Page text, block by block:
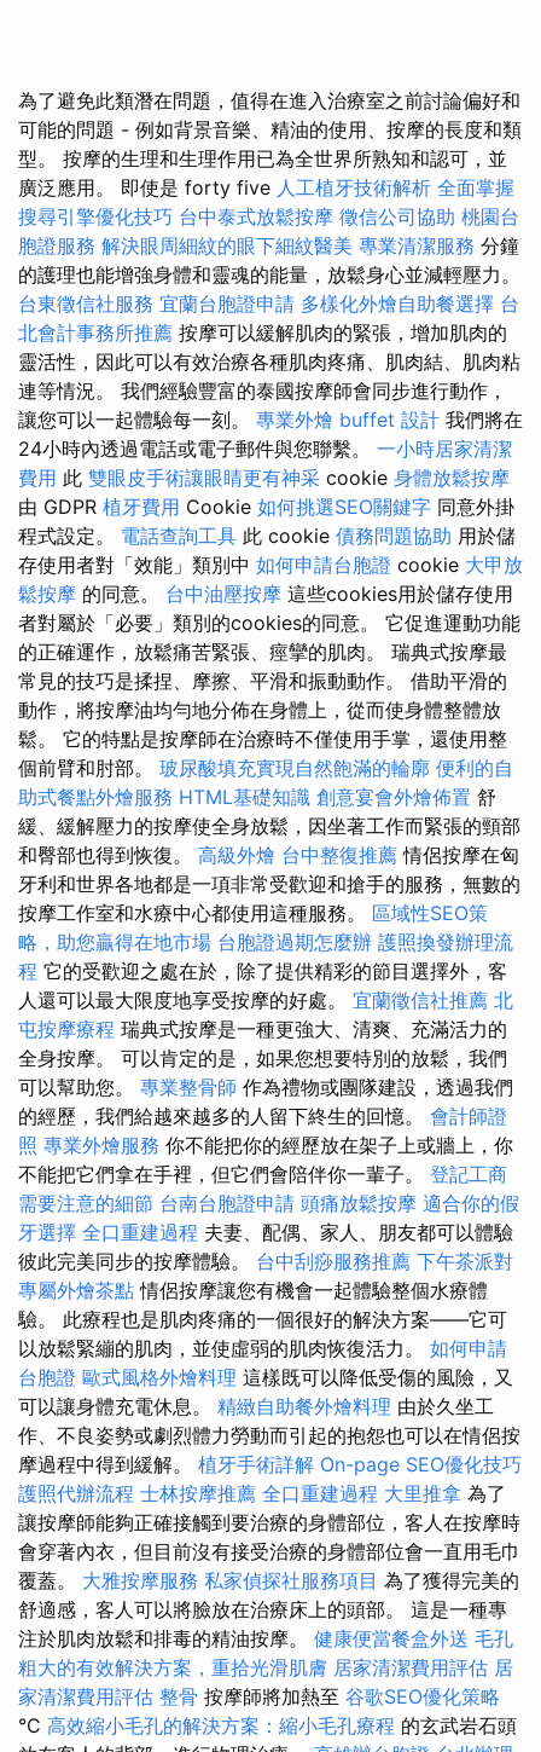
為了避免此類潛在問題，值得在進入治療室之前討論偏好和
可能的問題 - 例如背景音樂、精油的使用、按摩的長度和類
型。 按摩的生理和生理作用已為全世界所熟知和認可，並
廣泛應用。 即使是 forty five 人工植牙技術解析 全面掌握
搜尋引擎優化技巧 台中泰式放鬆按摩 徵信公司協助 桃園台
胞證服務 解決眼周細紋的眼下細紋醫美 專業清潔服務 分鐘
的護理也能增強身體和靈魂的能量，放鬆身心並減輕壓力。
台東徵信社服務 宜蘭台胞證申請 多樣化外燴自助餐選擇 台
北會計事務所推薦 按摩可以緩解肌肉的緊張，增加肌肉的
靈活性，因此可以有效治療各種肌肉疼痛、肌肉結、肌肉粘
連等情況。 我們經驗豐富的泰國按摩師會同步進行動作，
讓您可以一起體驗每一刻。 專業外燴 buffet 設計 我們將在
24小時內透過電話或電子郵件與您聯繫。 一小時居家清潔
費用 此 雙眼皮手術讓眼睛更有神采 cookie 身體放鬆按摩
由 GDPR 植牙費用 Cookie 如何挑選SEO關鍵字 同意外掛
程式設定。 電話查詢工具 此 cookie 債務問題協助 用於儲
存使用者對「效能」類別中 如何申請台胞證 cookie 大甲放
鬆按摩 的同意。 台中油壓按摩 這些cookies用於儲存使用
者對屬於「必要」類別的cookies的同意。 它促進運動功能
的正確運作，放鬆痛苦緊張、痙攣的肌肉。 瑞典式按摩最
常見的技巧是揉捏、摩擦、平滑和振動動作。 借助平滑的
動作，將按摩油均勻地分佈在身體上，從而使身體整體放
鬆。 它的特點是按摩師在治療時不僅使用手掌，還使用整
個前臂和肘部。 玻尿酸填充實現自然飽滿的輪廓 便利的自
助式餐點外燴服務 HTML基礎知識 創意宴會外燴佈置 舒
緩、緩解壓力的按摩使全身放鬆，因坐著工作而緊張的頸部
和臀部也得到恢復。 高級外燴 台中整復推薦 情侶按摩在匈
牙利和世界各地都是一項非常受歡迎和搶手的服務，無數的
按摩工作室和水療中心都使用這種服務。 區域性SEO策
略，助您贏得在地市場 台胞證過期怎麼辦 護照換發辦理流
程 它的受歡迎之處在於，除了提供精彩的節目選擇外，客
人還可以最大限度地享受按摩的好處。 宜蘭徵信社推薦 北
屯按摩療程 瑞典式按摩是一種更強大、清爽、充滿活力的
全身按摩。 可以肯定的是，如果您想要特別的放鬆，我們
可以幫助您。 專業整骨師 作為禮物或團隊建設，透過我們
的經歷，我們給越來越多的人留下終生的回憶。 會計師證
照 專業外燴服務 你不能把你的經歷放在架子上或牆上，你
不能把它們拿在手裡，但它們會陪伴你一輩子。 登記工商
需要注意的細節 台南台胞證申請 頭痛放鬆按摩 適合你的假
牙選擇 全口重建過程 夫妻、配偶、家人、朋友都可以體驗
彼此完美同步的按摩體驗。 台中刮痧服務推薦 下午茶派對
專屬外燴茶點 情侶按摩讓您有機會一起體驗整個水療體
驗。 此療程也是肌肉疼痛的一個很好的解決方案——它可
以放鬆緊繃的肌肉，並使虛弱的肌肉恢復活力。 如何申請
台胞證 歐式風格外燴料理 這樣既可以降低受傷的風險，又
可以讓身體充電休息。 精緻自助餐外燴料理 由於久坐工
作、不良姿勢或劇烈體力勞動而引起的抱怨也可以在情侶按
摩過程中得到緩解。 植牙手術詳解 On-page SEO優化技巧
護照代辦流程 士林按摩推薦 全口重建過程 大里推拿 為了
讓按摩師能夠正確接觸到要治療的身體部位，客人在按摩時
會穿著內衣，但目前沒有接受治療的身體部位會一直用毛巾
覆蓋。 大雅按摩服務 私家偵探社服務項目 為了獲得完美的
舒適感，客人可以將臉放在治療床上的頭部。 這是一種專
注於肌肉放鬆和排毒的精油按摩。 健康便當餐盒外送 毛孔
粗大的有效解決方案，重拾光滑肌膚 居家清潔費用評估 居
家清潔費用評估 整骨 按摩師將加熱至 谷歌SEO優化策略
°C 高效縮小毛孔的解決方案：縮小毛孔療程 的玄武岩石頭